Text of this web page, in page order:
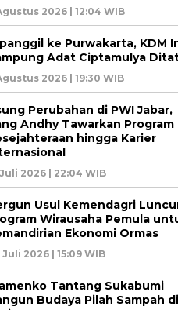
2026 | 12:04 WIB
ke Purwakarta, KDM
Adat Ciptamulya
2026 | 19:30 WIB
Perubahan di PWI Jabar,
Andhy Tawarkan Program
hingga Karier
Juli 2026 | 22:04 WIB
Usul Kemendagri
Wirausaha Pemula
Ekonomi Ormas
Juli 2026 | 15:09 WIB
Tantang Sukabumi
Budaya Pilah Sampah di